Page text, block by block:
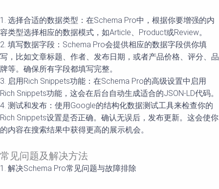
1. 选择合适的数据类型：在Schema Pro中，根据你要增强的内
容类型选择相应的数据模式，如Article、Product或Review。
2. 填写数据字段：Schema Pro会提供相应的数据字段供你填
写，比如文章标题、作者、发布日期，或者产品价格、评分、品
牌等。确保所有字段都填写完整。
3. 启用Rich Snippets功能：在Schema Pro的高级设置中启用
Rich Snippets功能，这会在后台自动生成适合的JSON-LD代码。
4. 测试和发布：使用Google的结构化数据测试工具来检查你的
Rich Snippets设置是否正确。确认无误后，发布更新。这会使你
的内容在搜索结果中获得更高的展示机会。
常见问题及解决方法
1. 解决Schema Pro常见问题与故障排除